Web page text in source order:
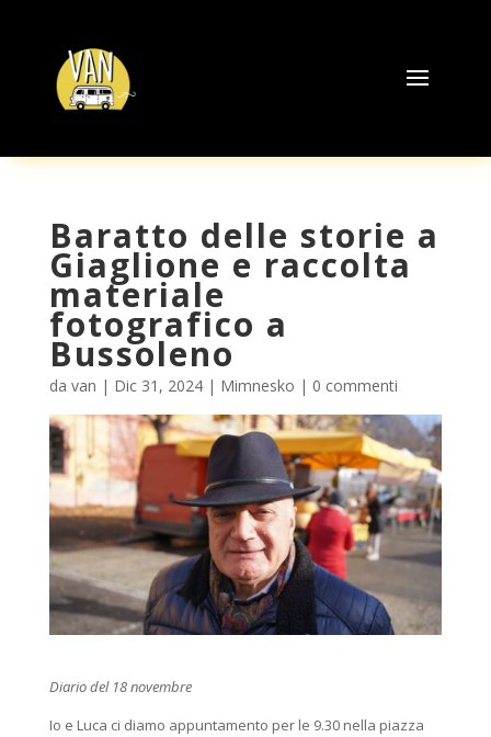
Baratto delle storie a
Giaglione e raccolta
materiale
fotografico a
Bussoleno
da van | Dic 31, 2024| Mimnesko | 0 commenti
Diario del 18 novembre
Io e Luca ci diamo appuntamento per le 9.30 nella piazza